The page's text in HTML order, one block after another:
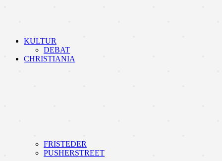
KULTUR
DEBAT
CHRISTIANIA
FRISTEDER
PUSHERSTREET